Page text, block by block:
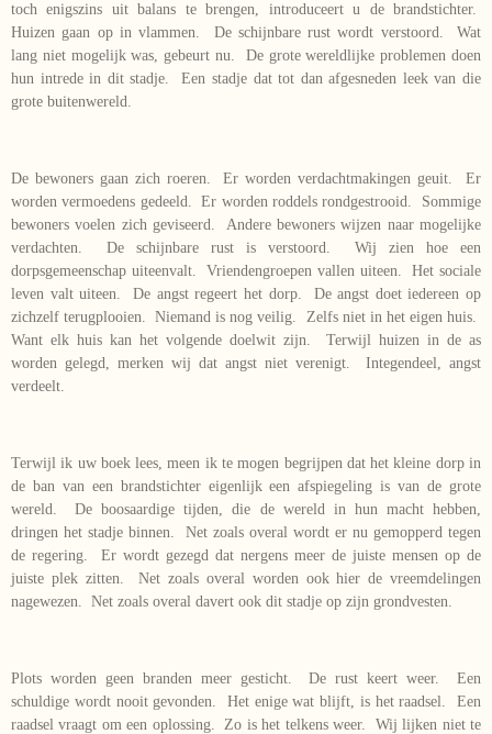
toch enigszins uit balans te brengen, introduceert u de brandstichter.
Huizen gaan op in vlammen. De schijnbare rust wordt verstoord. Wat
lang niet mogelijk was, gebeurt nu. De grote wereldlijke problemen doen
hun intrede in dit stadje. Een stadje dat tot dan afgesneden leek van die
grote buitenwereld.
De bewoners gaan zich roeren. Er worden verdachtmakingen geuit. Er
worden vermoedens gedeeld. Er worden roddels rondgestrooid. Sommige
bewoners voelen zich geviseerd. Andere bewoners wijzen naar mogelijke
verdachten. De schijnbare rust is verstoord. Wij zien hoe een
dorpsgemeenschap uiteenvalt. Vriendengroepen vallen uiteen. Het sociale
leven valt uiteen. De angst regeert het dorp. De angst doet iedereen op
zichzelf terugplooien. Niemand is nog veilig. Zelfs niet in het eigen huis.
Want elk huis kan het volgende doelwit zijn. Terwijl huizen in de as
worden gelegd, merken wij dat angst niet verenigt. Integendeel, angst
verdeelt.
Terwijl ik uw boek lees, meen ik te mogen begrijpen dat het kleine dorp in
de ban van een brandstichter eigenlijk een afspiegeling is van de grote
wereld. De boosaardige tijden, die de wereld in hun macht hebben,
dringen het stadje binnen. Net zoals overal wordt er nu gemopperd tegen
de regering. Er wordt gezegd dat nergens meer de juiste mensen op de
juiste plek zitten. Net zoals overal worden ook hier de vreemdelingen
nagewezen. Net zoals overal davert ook dit stadje op zijn grondvesten.
Plots worden geen branden meer gesticht. De rust keert weer. Een
schuldige wordt nooit gevonden. Het enige wat blijft, is het raadsel. Een
raadsel vraagt om een oplossing. Zo is het telkens weer. Wij lijken niet te